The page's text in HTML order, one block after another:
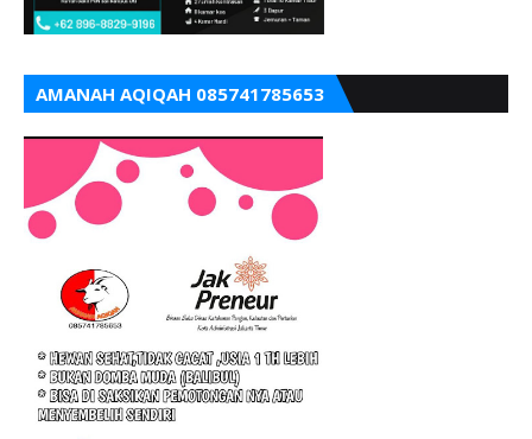
AMANAH AQIQAH 085741785653